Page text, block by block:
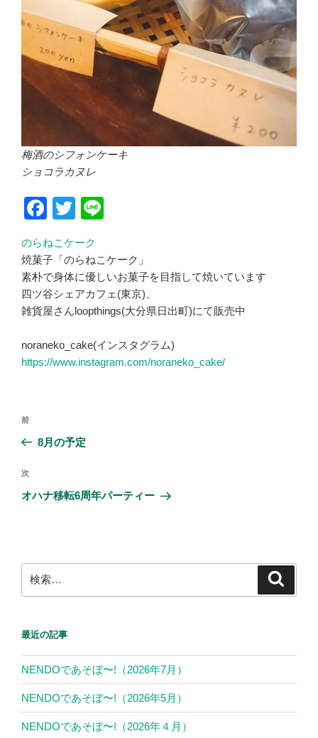
梅酒のシフォンケーキ
ショコラカヌレ
F
c
e
b
o
o
k
T
tt
er
e
のらねこケーク
焼菓子「のらねこケーク」
素朴で身体に優しいお菓子を目指して焼いています
四ツ谷シェアカフェ(東京)、
雑貨屋さんloopthings(大分県日出町)にて販売中
noraneko_cake(インスタグラム)
https://www.instagram.com/noraneko_cake/
投
ビ
ゲ
ン
前
の
稿
前
8月の予定
次
の
次
オハナ移転6周年パーティー
索:
最近の記事
NENDOであそぼ〜!（2026年7月）
NENDOであそぼ〜!（2026年5月）
NENDOであそぼ〜!（2026年４月）